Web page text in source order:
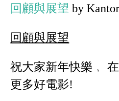
回顧與展望 by
回顧與展望
祝大家新年快樂﹐
更多好電影!